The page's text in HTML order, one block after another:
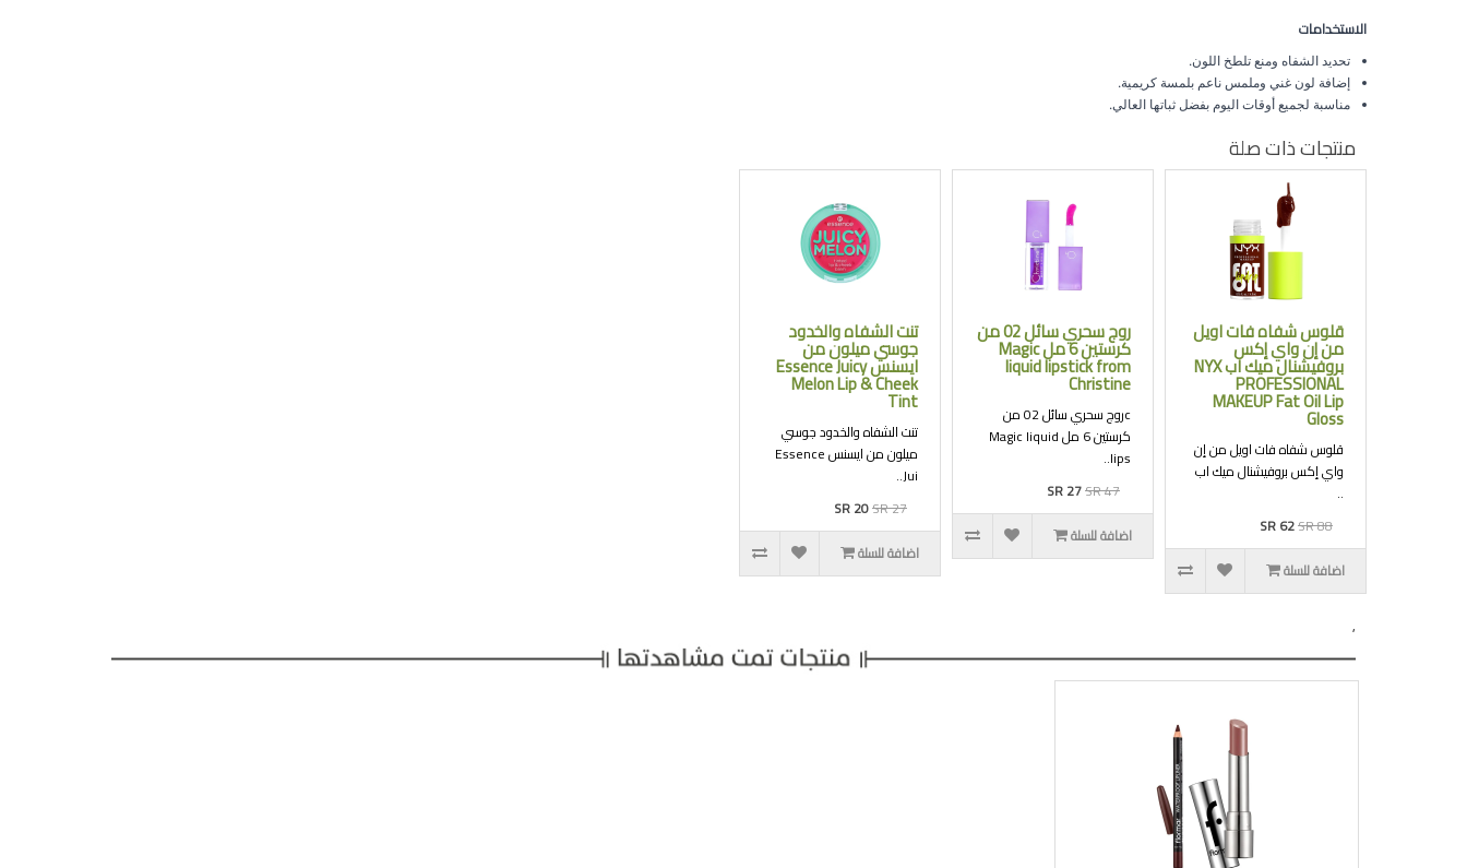
الاستخدامات
تحديد الشفاه ومنع تلطخ اللون.
إضافة لون غني وملمس ناعم بلمسة كريمية.
مناسبة لجميع أوقات اليوم بفضل ثباتها العالي.
منتجات ذات صلة
قلوس شفاه فات اويل
من إن واي إكس
بروفيشنال ميك اب NYX
PROFESSIONAL
MAKEUP Fat Oil Lip
Gloss
قلوس شفاه فات اويل من إن
واي إكس بروفيشنال ميك اب
..
SR 62SR 88
اضافة للسلة
روج سحري سائل 02 من
كرستين 6 مل Magic
liquid lipstick from
Christine
cروج سحري سائل 02 من
كرستين 6 مل Magic liquid
lips..
SR 27SR 47
اضافة للسلة
تنت الشفاه والخدود
جوسي ميلون من
ايسنس Essence Juicy
Melon Lip & Cheek
Tint
تنت الشفاه والخدود جوسي
ميلون من ايسنس Essence
Jui..
SR 20SR 27
اضافة للسلة
,